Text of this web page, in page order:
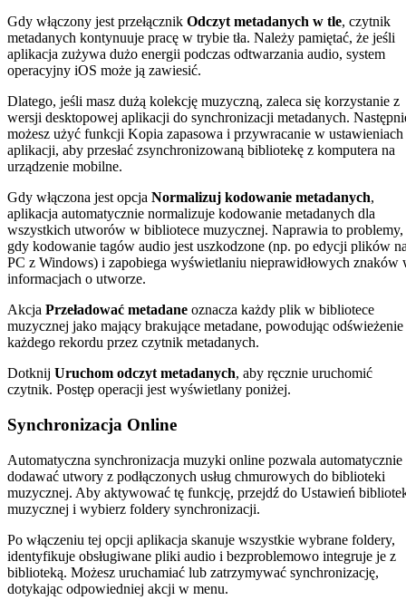
Gdy włączony jest przełącznik Odczyt metadanych w tle, czytnik
metadanych kontynuuje pracę w trybie tła. Należy pamiętać, że jeśli
aplikacja zużywa dużo energii podczas odtwarzania audio, system
operacyjny iOS może ją zawiesić.
Dlatego, jeśli masz dużą kolekcję muzyczną, zaleca się korzystanie z
wersji desktopowej aplikacji do synchronizacji metadanych.
możesz użyć funkcji Kopia zapasowa i przywracanie w ustawieniach
aplikacji, aby przesłać zsynchronizowaną bibliotekę z komputera na
urządzenie mobilne.
Gdy włączona jest opcja Normalizuj kodowanie metadanych,
aplikacja automatycznie normalizuje kodowanie metadanych dla
wszystkich utworów w bibliotece muzycznej. Naprawia to problemy,
gdy kodowanie tagów audio jest uszkodzone (np. po edycji plików
PC z Windows) i zapobiega wyświetlaniu nieprawidłowych znaków
informacjach o utworze.
Akcja Przeładować metadane oznacza każdy plik w bibliotece
muzycznej jako mający brakujące metadane, powodując odświeżenie
każdego rekordu przez czytnik metadanych.
Dotknij Uruchom odczyt metadanych, aby ręcznie uruchomić
czytnik. Postęp operacji jest wyświetlany poniżej.
Synchronizacja Online
Automatyczna synchronizacja muzyki online pozwala automatycznie
dodawać utwory z podłączonych usług chmurowych do biblioteki
muzycznej. Aby aktywować tę funkcję, przejdź do Ustawień
muzycznej i wybierz foldery synchronizacji.
Po włączeniu tej opcji aplikacja skanuje wszystkie wybrane foldery,
identyfikuje obsługiwane pliki audio i bezproblemowo integruje je z
biblioteką. Możesz uruchamiać lub zatrzymywać synchronizację,
dotykając odpowiedniej akcji w menu.